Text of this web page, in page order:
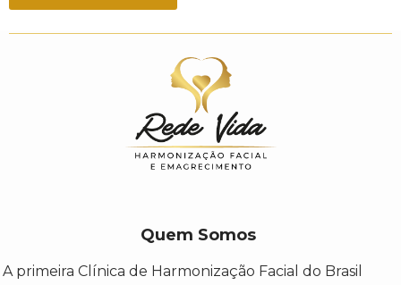
Quem Somos
A primeira Clínica de Harmonização Facial do Brasil